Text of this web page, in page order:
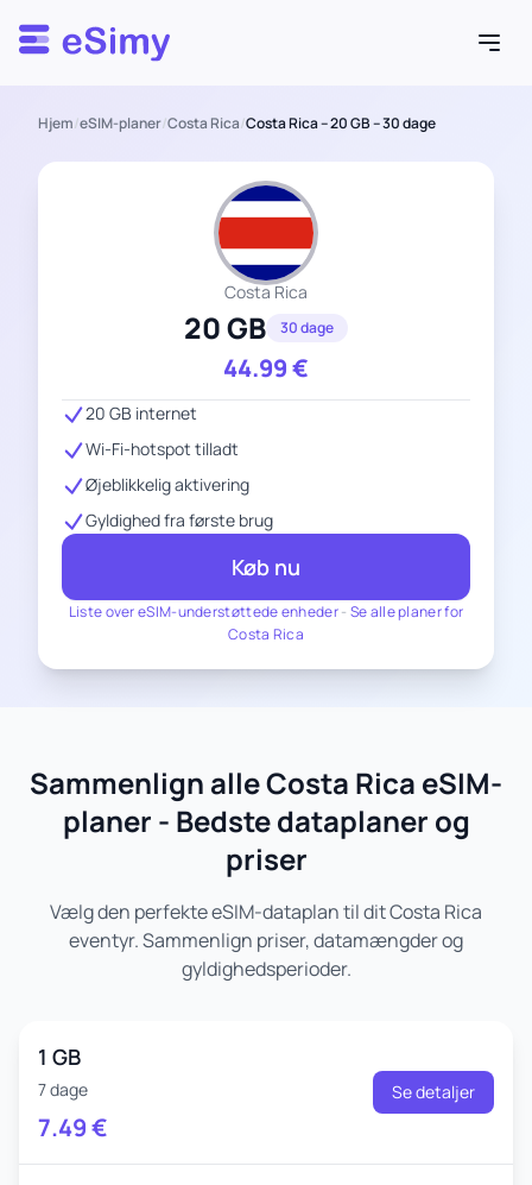
Esimy
Hjem/eSIM-planer/Costa Rica/Costa Rica – 20 GB – 30 dage
Costa Rica
20 GB 30 dage
44.99€
Liste over eSIM-understøttede enheder- Se alle planer for
Costa Rica
20 GB internet
Wi-Fi-hotspot tilladt
Øjeblikkelig aktivering
Gyldighed fra første brug
Køb nu
Sammenlign alle Costa Rica eSIM-
planer - Bedste dataplaner og
priser
Vælg den perfekte eSIM-dataplan til dit Costa Rica
eventyr. Sammenlign priser, datamængder og
gyldighedsperioder.
1 GB
7 dage
7.49€
Se detaljer